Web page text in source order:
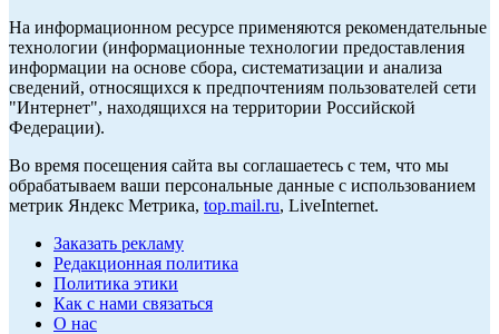
На информационном ресурсе применяются рекомендательные
технологии (информационные технологии предоставления
информации на основе сбора, систематизации и анализа
сведений, относящихся к предпочтениям пользователей сети
"Интернет", находящихся на территории Российской
Федерации).
Во время посещения сайта вы соглашаетесь с тем, что мы
обрабатываем ваши персональные данные с использованием
метрик Яндекс Метрика, top.mail.ru, LiveInternet.
Заказать рекламу
Редакционная политика
Политика этики
Как с нами связаться
О нас